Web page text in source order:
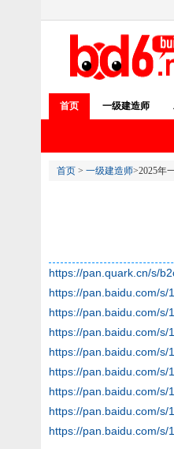
首页 一级建造师
首页 > 一级建造师>2025年
https://pan.quark.cn/s/
https://pan.baidu.com/s/
https://pan.baidu.com/s/
https://pan.baidu.com/s/
https://pan.baidu.com/s/
https://pan.baidu.com/s/
https://pan.baidu.com/s/
https://pan.baidu.com/s/
https://pan.baidu.com/s/